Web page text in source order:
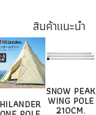
สินค้าแนะนำ
HILANDER
SNOW PEAK
WING POLE
210CM.